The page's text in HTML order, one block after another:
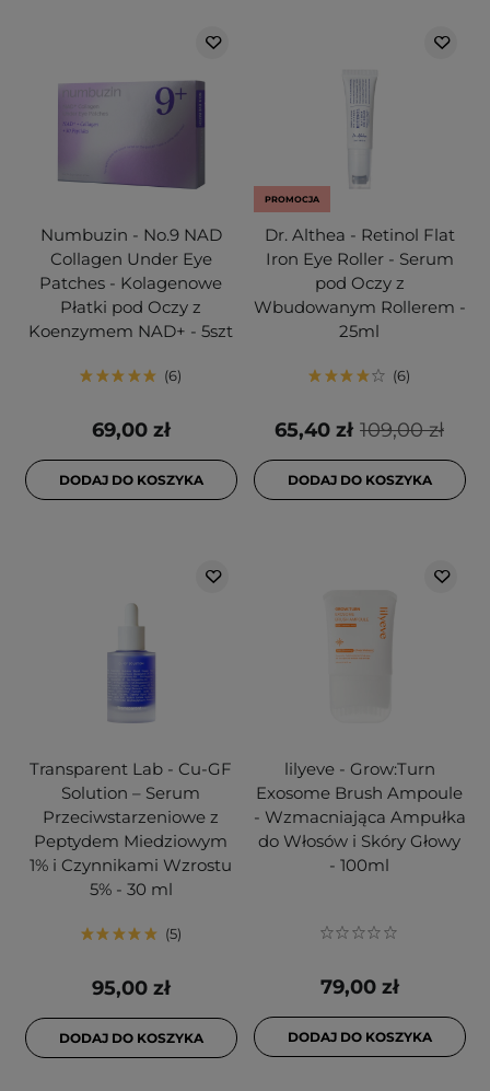
Numbuzin - No.9 NAD
Collagen Under Eye
Patches - Kolagenowe
Płatki pod Oczy z
Koenzymem NAD+ - 5szt
6
69,00 zł
DODAJ DO KOSZYKA
PROMOCJA
Dr. Althea - Retinol Flat
Iron Eye Roller - Serum
pod Oczy z
Wbudowanym Rollerem -
25ml
6
109,00 zł
65,40 zł
DODAJ DO KOSZYKA
Transparent Lab - Cu-GF
Solution – Serum
Przeciwstarzeniowe z
Peptydem Miedziowym
1% i Czynnikami Wzrostu
5% - 30 ml
5
95,00 zł
DODAJ DO KOSZYKA
lilyeve - Grow:Turn
Exosome Brush Ampoule
- Wzmacniająca Ampułka
do Włosów i Skóry Głowy
- 100ml
79,00 zł
DODAJ DO KOSZYKA